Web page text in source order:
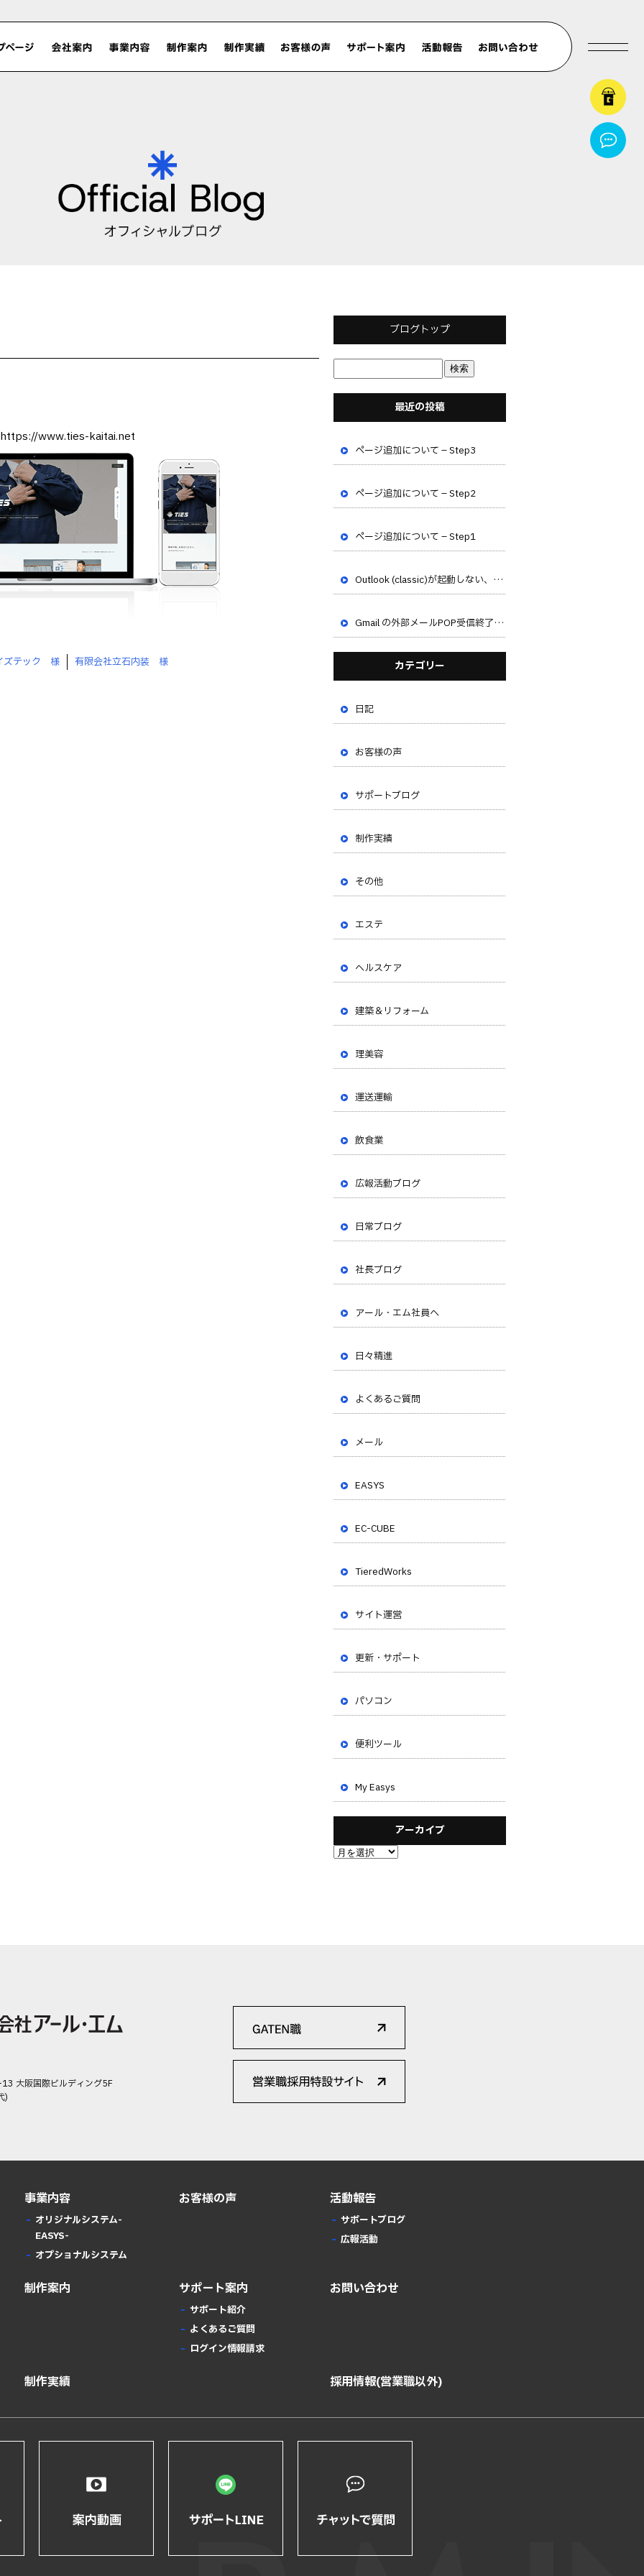
https://www.ties-kaitai.net
ズテック 様 有限会社立石内装 様
ブログトップ
最近の投稿
ページ追加について – Step3
ページ追加について – Step2
ページ追加について – Step1
Outlook (classic)が起動しない、フリーズする不具合が発生しています
Gmail の外部メールPOP受信終了のお知らせ
カテゴリー
日記
お客様の声
サポートブログ
制作実績
その他
エステ
ヘルスケア
建築＆リフォーム
理美容
運送運輸
飲食業
広報活動ブログ
日常ブログ
社長ブログ
アール・エム社員へ
日々精進
よくあるご質問
メール
EASYS
EC-CUBE
TieredWorks
サイト運営
更新・サポート
パソコン
便利ツール
My Easys
アーカイブ
事業内容
オリジナルシステム-
EASYS-
オプショナルシステム
制作案内
制作実績
お客様の声
サポート案内
サポート紹介
よくあるご質問
ログイン情報請求
活動報告
サポートブログ
広報活動
お問い合わせ
採用情報(営業職以外)
大阪国際ビルディング5F
)